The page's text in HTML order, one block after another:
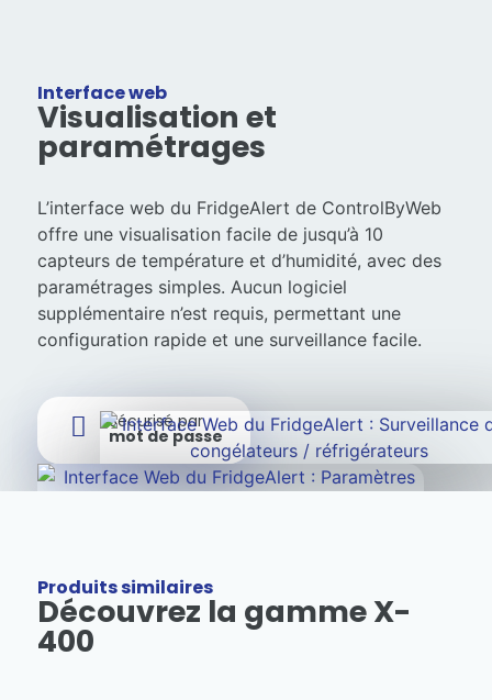
Interface web
Visualisation et
paramétrages
L’interface web du FridgeAlert de ControlByWeb
offre une visualisation facile de jusqu’à 10
capteurs de température et d’humidité, avec des
paramétrages simples. Aucun logiciel
supplémentaire n’est requis, permettant une
configuration rapide et une surveillance facile.
Sécurisé par
mot de passe
Produits similaires
Découvrez la gamme X-
400